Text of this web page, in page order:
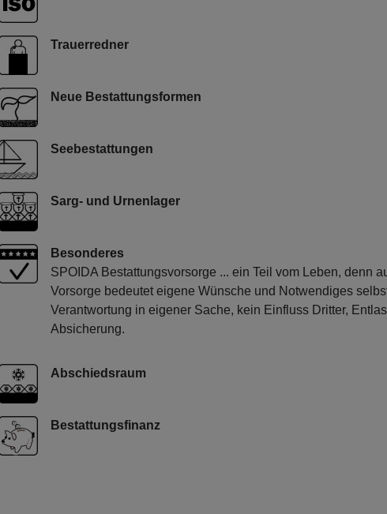
Trauerredner
Neue Bestattungsformen
Seebestattungen
Sarg- und Urnenlager
Besonderes
SPOIDA Bestattungsvorsorge ... ein Teil vom Leben, denn
Vorsorge bedeutet eigene Wünsche und Notwendiges
Verantwortung in eigener Sache, kein Einfluss Dritter,
Absicherung.
Abschiedsraum
Bestattungsfinanz